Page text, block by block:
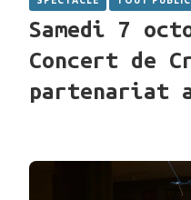
Samedi 7
Concert de
partenariat